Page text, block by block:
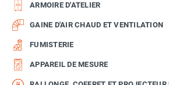
ARMOIRE D'ATELIER
GAINE D'AIR CHAUD ET VENTILATION
FUMISTERIE
APPAREIL DE MESURE